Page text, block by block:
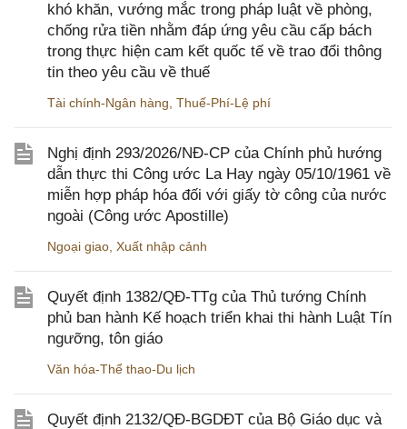
khó khăn, vướng mắc trong pháp luật về phòng,
chống rửa tiền nhằm đáp ứng yêu cầu cấp bách
trong thực hiện cam kết quốc tế về trao đổi thông
tin theo yêu cầu về thuế
Tài chính-Ngân hàng Thuế-Phí-Lệ phí
Nghị định 293/2026/NĐ-CP của Chính phủ hướng
dẫn thực thi Công ước La Hay ngày 05/10/1961 về
miễn hợp pháp hóa đối với giấy tờ công của nước
ngoài (Công ước Apostille)
Ngoại giao Xuất nhập cảnh
Quyết định 1382/QĐ-TTg của Thủ tướng Chính
phủ ban hành Kế hoạch triển khai thi hành Luật Tín
ngưỡng, tôn giáo
Văn hóa-Thể thao-Du lịch
Quyết định 2132/QĐ-BGDĐT của Bộ Giáo dục và